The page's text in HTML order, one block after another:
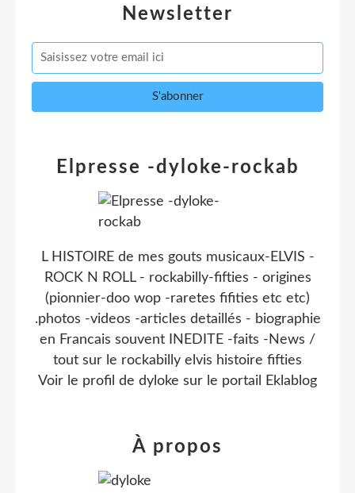
Newsletter
Elpresse -dyloke-rockab
L HISTOIRE de mes gouts musicaux-ELVIS -
ROCK N ROLL - rockabilly-fifties - origines
(pionnier-doo wop -raretes fifities etc etc)
.photos -videos -articles detaillés - biographie
en Francais souvent INEDITE -faits -News /
tout sur le rockabilly elvis histoire fifties
Voir le profil de dyloke sur le portail Eklablog
À propos